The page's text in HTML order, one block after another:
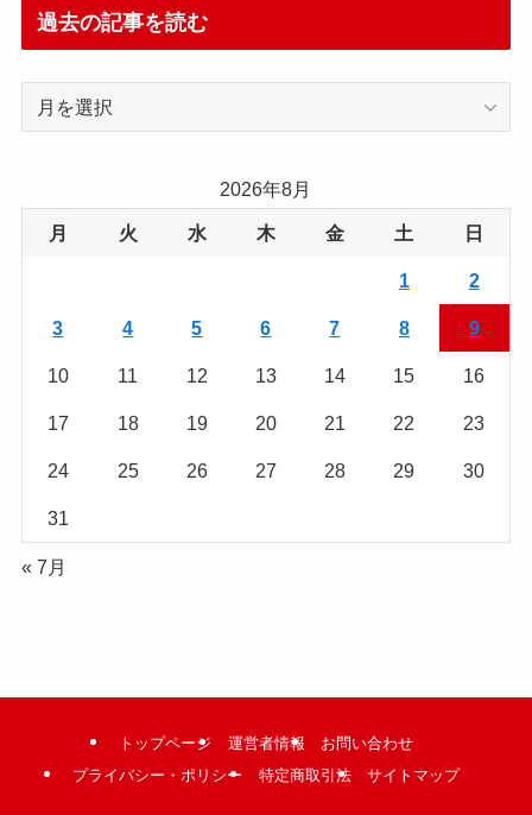
過去の記事を読む
事
2026年8月
月 火 水 木 金 土 日
1 2
3 4 5 6 7 8 9
10 11 12 13 14 15 16
17 18 19 20 21 22 23
24 25 26 27 28 29 30
31
« 7月
トップページ 運営者情報
お問い合わせ
プライバシー・ポリシー
特定商取引法 サイトマップ